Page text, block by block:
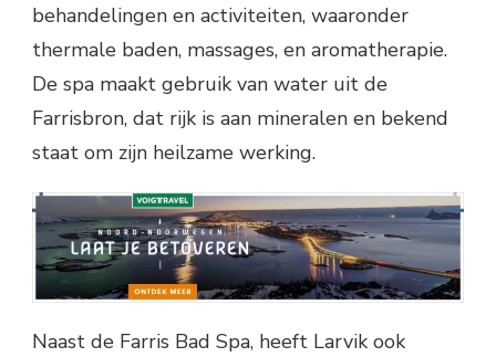
behandelingen en activiteiten, waaronder
thermale baden, massages, en aromatherapie.
De spa maakt gebruik van water uit de
Farrisbron, dat rijk is aan mineralen en bekend
staat om zijn heilzame werking.
Naast de Farris Bad Spa, heeft Larvik ook